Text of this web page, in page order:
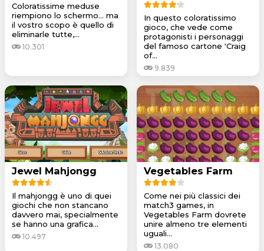
Coloratissime meduse
riempiono lo schermo... ma
il vostro scopo è quello di
eliminarle tutte,...
10.301
In questo coloratissimo
gioco, che vede come
protagonisti i personaggi
del famoso cartone 'Craig
of...
9.839
Jewel Mahjongg
Il mahjongg è uno di quei
giochi che non stancano
davvero mai, specialmente
se hanno una grafica...
10.497
Vegetables Farm
Come nei più classici dei
match3 games, in
Vegetables Farm dovrete
unire almeno tre elementi
uguali...
13.080